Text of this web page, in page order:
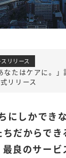
リリース
なたはケアに。
リリース
にしかできな
だからでき
最良のサービ